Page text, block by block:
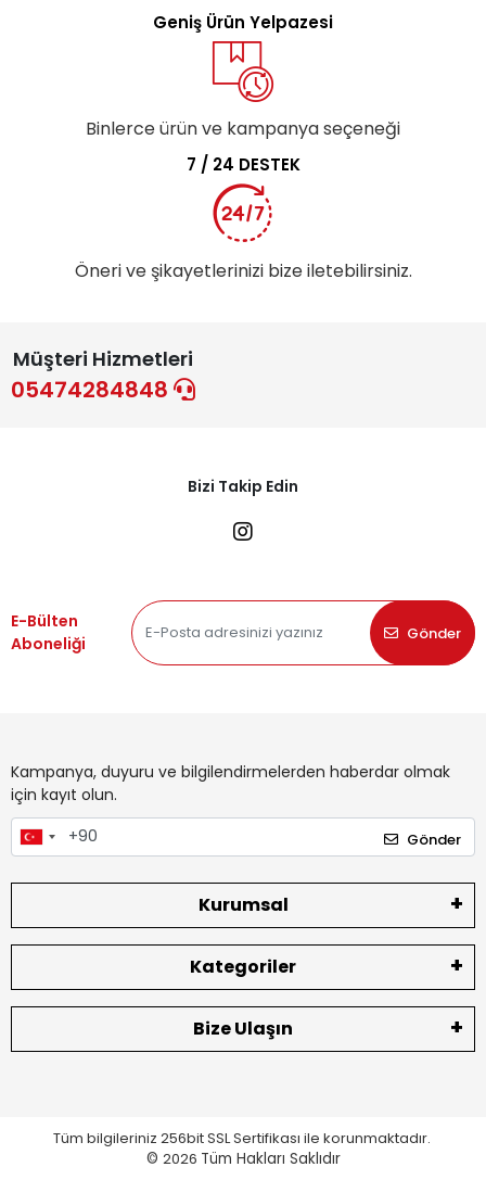
Geniş Ürün Yelpazesi
Binlerce ürün ve kampanya seçeneği
7 / 24 DESTEK
Öneri ve şikayetlerinizi bize iletebilirsiniz.
Müşteri Hizmetleri
05474284848
Bizi Takip Edin
E-Bülten
Aboneliği
Gönder
Kampanya, duyuru ve bilgilendirmelerden haberdar olmak
için kayıt olun.
Gönder
Kurumsal
Kategoriler
Bize Ulaşın
Tüm bilgileriniz 256bit SSL Sertifikası ile korunmaktadır.
© 2026 Tüm Hakları Saklıdır